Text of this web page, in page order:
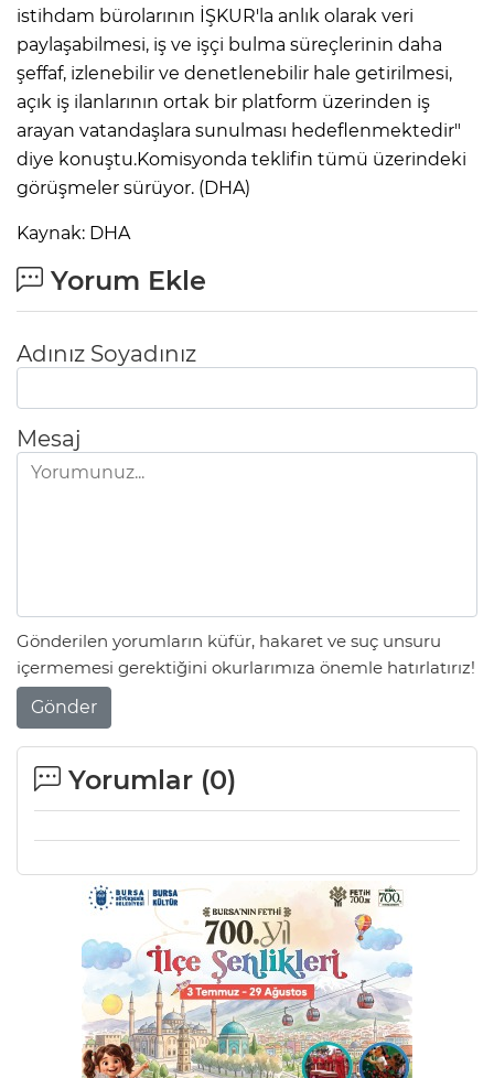
istihdam bürolarının İŞKUR'la anlık olarak veri
paylaşabilmesi, iş ve işçi bulma süreçlerinin daha
şeffaf, izlenebilir ve denetlenebilir hale getirilmesi,
açık iş ilanlarının ortak bir platform üzerinden iş
arayan vatandaşlara sunulması hedeflenmektedir"
diye konuştu.Komisyonda teklifin tümü üzerindeki
görüşmeler sürüyor. (DHA)
Kaynak: DHA
Yorum Ekle
Adınız Soyadınız
Mesaj
Gönderilen yorumların küfür, hakaret ve suç unsuru
içermemesi gerektiğini okurlarımıza önemle hatırlatırız!
Gönder
Yorumlar (0)